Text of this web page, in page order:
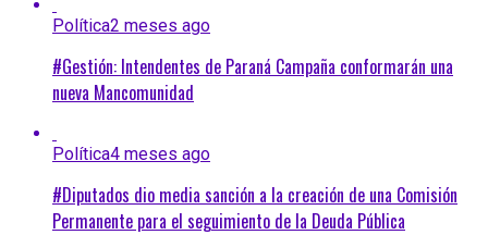
Política2 meses ago
#Gestión: Intendentes de Paraná Campaña conformarán una
nueva Mancomunidad
Política4 meses ago
#Diputados dio media sanción a la creación de una Comisión
Permanente para el seguimiento de la Deuda Pública